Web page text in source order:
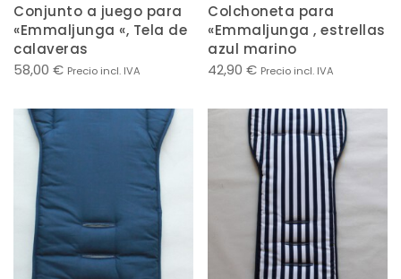
Conjunto a juego para
«Emmaljunga «, Tela de
calaveras
58,00 € Precio incl. IVA
Colchoneta para
«Emmaljunga , estrellas
azul marino
42,90 € Precio incl. IVA